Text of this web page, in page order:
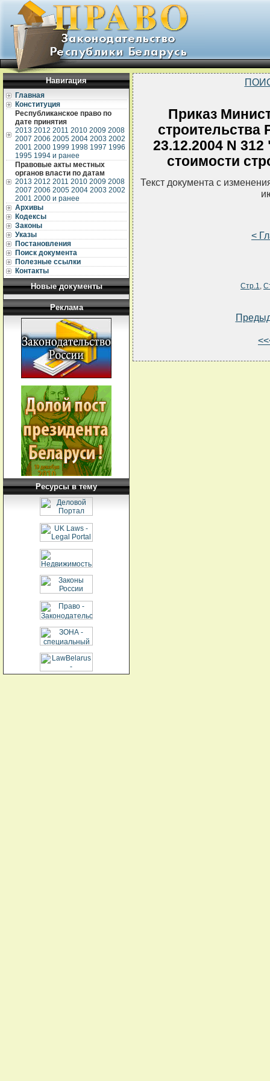
Навигация
Главная
Конституция
Республиканское право по
дате принятия
2013 2012 2011 2010 2009 2008
2007 2006 2005 2004 2003 2002
2001 2000 1999 1998 1997 1996
1995 1994 и ранее
Правовые акты местных
органов власти по датам
2013 2012 2011 2010 2009 2008
2007 2006 2005 2004 2003 2002
2001 2000 и ранее
Архивы
Кодексы
Законы
Указы
Постановления
Поиск документа
Полезные ссылки
Контакты
Новые документы
Реклама
Ресурсы в тему
Приказ
строительства
23.12.2004 N
стоимости
Текст документа с
<
Стр.1,